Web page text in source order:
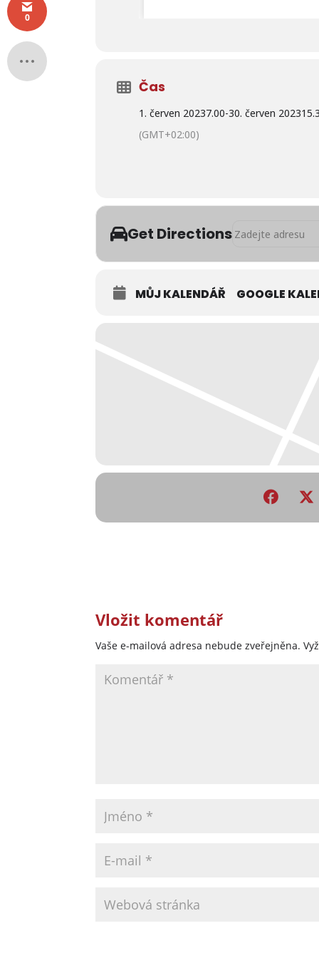
Čas
1. červen 20237.00-30. červen 2023
(GMT+02:00)
Get Directions Address -
MŮJ KALENDÁŘ GOOGLE
Vložit komentář
Vaše e-mailová adresa nebude zveřejněna.
0